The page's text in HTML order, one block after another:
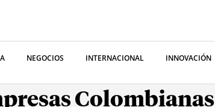
NEGOCIOS INTERNACIONAL INNOVACIÓN
Colombianas